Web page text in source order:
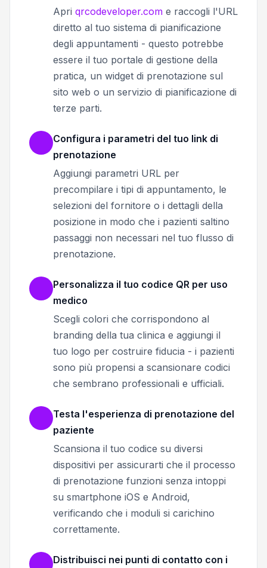
Apri qrcodeveloper.com e raccogli l'URL
diretto al tuo sistema di pianificazione
degli appuntamenti - questo potrebbe
essere il tuo portale di gestione della
pratica, un widget di prenotazione sul
sito web o un servizio di pianificazione di
terze parti.
Configura i parametri del tuo link di
prenotazione
Aggiungi parametri URL per
precompilare i tipi di appuntamento, le
selezioni del fornitore o i dettagli della
posizione in modo che i pazienti saltino
passaggi non necessari nel tuo flusso di
prenotazione.
Personalizza il tuo codice QR per uso
medico
Scegli colori che corrispondono al
branding della tua clinica e aggiungi il
tuo logo per costruire fiducia - i pazienti
sono più propensi a scansionare codici
che sembrano professionali e ufficiali.
Testa l'esperienza di prenotazione del
paziente
Scansiona il tuo codice su diversi
dispositivi per assicurarti che il processo
di prenotazione funzioni senza intoppi
su smartphone iOS e Android,
verificando che i moduli si carichino
correttamente.
Distribuisci nei punti di contatto con i